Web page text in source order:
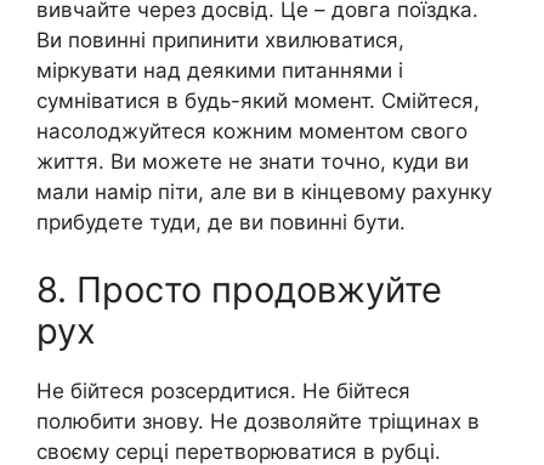
вивчайте через досвід. Це – довга поїздка.
Ви повинні припинити хвилюватися,
міркувати над деякими питаннями і
сумніватися в будь-який момент. Смійтеся,
насолоджуйтеся кожним моментом свого
життя. Ви можете не знати точно, куди ви
мали намір піти, але ви в кінцевому рахунку
прибудете туди, де ви повинні бути.
8. Просто продовжуйте
рух
Не бійтеся розсердитися. Не бійтеся
полюбити знову. Не дозволяйте тріщинах в
своєму сеpці перетворюватися в рубці.